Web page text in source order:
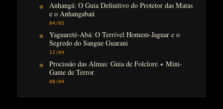
Anhangá: O Guia Definitivo do Protetor das Matas
e o Anhangabaú
04/05
Yaguareté-Abá: O Terrível Homem-Jaguar e o
Segredo do Sangue Guarani
17/04
Procissão das Almas: Guia de Folclore + Mini-
Game de Terror
08/04